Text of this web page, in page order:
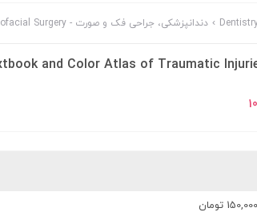
دندانپزشکی، جراحی فک و صورت - Dentistry & Maxillofacial Surgery ناشر John Wiley-Sons
and Color Atlas of Traumatic